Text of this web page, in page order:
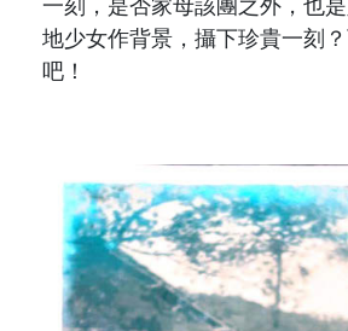
一刻，是否家母該團之外，也
地少女作背景，攝下珍貴一刻
吧！